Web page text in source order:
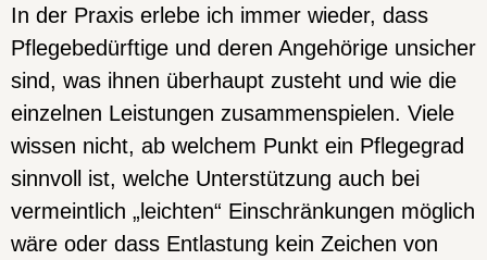
In der Praxis erlebe ich immer wieder, dass
Pflegebedürftige und deren Angehörige unsicher
sind, was ihnen überhaupt zusteht und wie die
einzelnen Leistungen zusammenspielen. Viele
wissen nicht, ab welchem Punkt ein Pflegegrad
sinnvoll ist, welche Unterstützung auch bei
vermeintlich „leichten“ Einschränkungen möglich
wäre oder dass Entlastung kein Zeichen von